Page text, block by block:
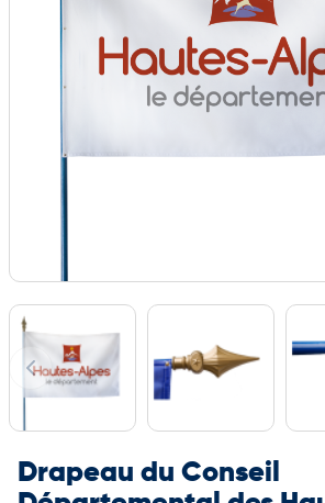
Drapeau du Conseil